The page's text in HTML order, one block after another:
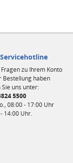
zu Ihrem Konto
Bestellung haben
uns unter:
5500
08:00 - 17:00 Uhr
14:00 Uhr.